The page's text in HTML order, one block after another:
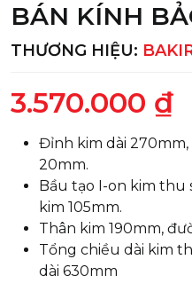
BÁN KÍNH
THƯƠNG HIỆU:
3.570.000 ₫
Đỉnh kim dài
20mm.
Bầu tạo I-on kim thu
kim 105mm.
Thân kim 190mm,
Tổng chiều dài kim
dài 630mm